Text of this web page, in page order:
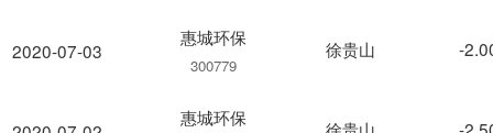
2020-07-03
惠城环保
300779
徐贵山 -
惠城环保